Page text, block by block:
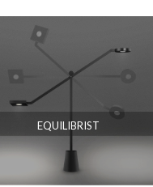
EQUILIBRIST